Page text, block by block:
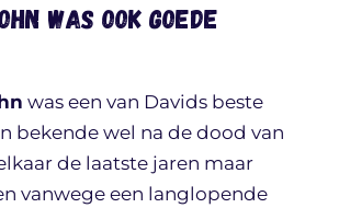
WAS ook goede
was een van Davids beste
bekende wel na de dood van
de laatste jaren maar
vanwege een langlopende